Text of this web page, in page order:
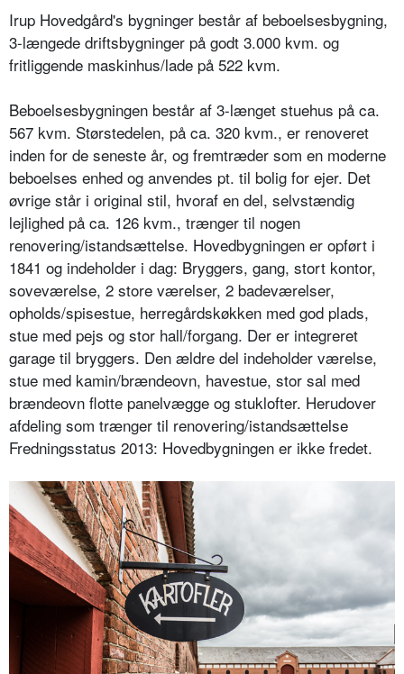
Irup Hovedgård's bygninger består af beboelsesbygning,
3-længede driftsbygninger på godt 3.000 kvm. og
fritliggende maskinhus/lade på 522 kvm.
Beboelsesbygningen består af 3-længet stuehus på ca.
567 kvm. Størstedelen, på ca. 320 kvm., er renoveret
inden for de seneste år, og fremtræder som en moderne
beboelses enhed og anvendes pt. til bolig for ejer. Det
øvrige står i original stil, hvoraf en del, selvstændig
lejlighed på ca. 126 kvm., trænger til nogen
renovering/istandsættelse. Hovedbygningen er opført i
1841 og indeholder i dag: Bryggers, gang, stort kontor,
soveværelse, 2 store værelser, 2 badeværelser,
opholds/spisestue, herregårdskøkken med god plads,
stue med pejs og stor hall/forgang. Der er integreret
garage til bryggers. Den ældre del indeholder værelse,
stue med kamin/brændeovn, havestue, stor sal med
brændeovn flotte panelvægge og stuklofter. Herudover
afdeling som trænger til renovering/istandsættelse
Fredningsstatus 2013: Hovedbygningen er ikke fredet.